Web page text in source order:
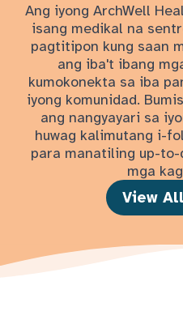
Ang iyong ArchWell
isang medikal na
pagtitipon kung saan
ang iba't ibang
kumokonekta sa iba
iyong komunidad.
ang nangyayari sa
huwag kalimutang i-
para manatiling up-
mga
View